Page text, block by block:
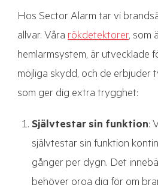
Hos Sector Alarm tar vi
allvar. Våra rökdetektorer, som
hemlarmsystem, är utvecklade
möjliga skydd, och de erbjuder
som ger dig extra trygghet:
Självtestar sin funktion:
självtestar sin funktion
gånger per dygn. Det